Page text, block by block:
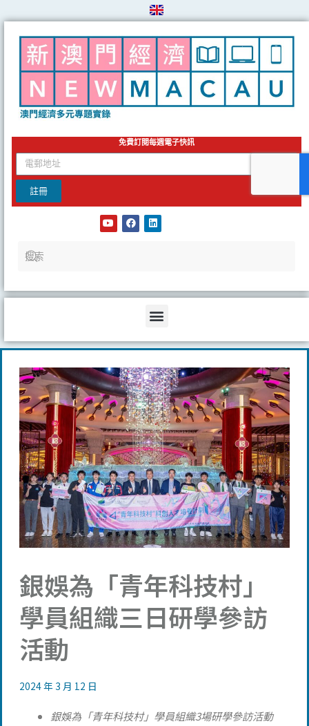
to
content
免費訂閱每週電子快訊
email
註冊
Y
o
F
a
L
i
Menu
銀娛為「青年科技村」
學員組織三日研學參訪
活動
2024 年 3 月 12 日
銀娛為「青年科技村」學員組織3場研學參訪活動